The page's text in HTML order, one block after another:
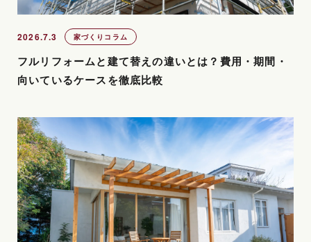
2026.7.3 家づくりコラム
フルリフォームと建て替えの違いとは？費用・期間・
向いているケースを徹底比較